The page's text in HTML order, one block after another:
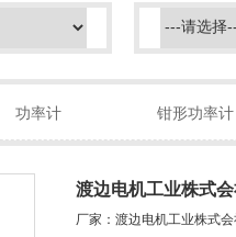
功率计 钳形功率计
渡边电机工业株式
SD内存） (WLD-
厂家：渡边电机工业株式会